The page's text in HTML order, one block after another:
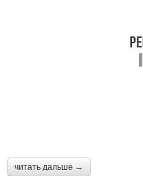
читать дальше →